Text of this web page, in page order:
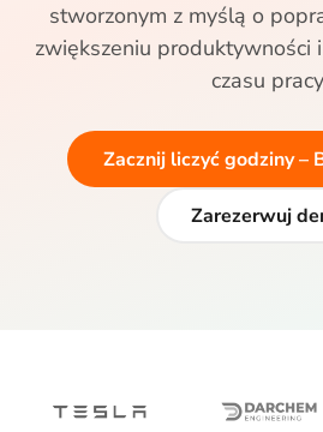
stworzonym z myślą o
zwiększeniu produktywności
czasu
Zacznij liczyć godziny –
Zarezerwuj